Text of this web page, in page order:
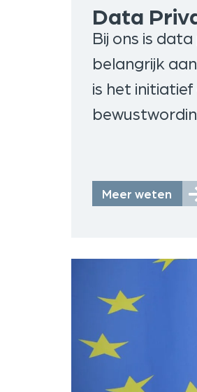
Data
Bij ons is
belangrijk
is het
Meer weten